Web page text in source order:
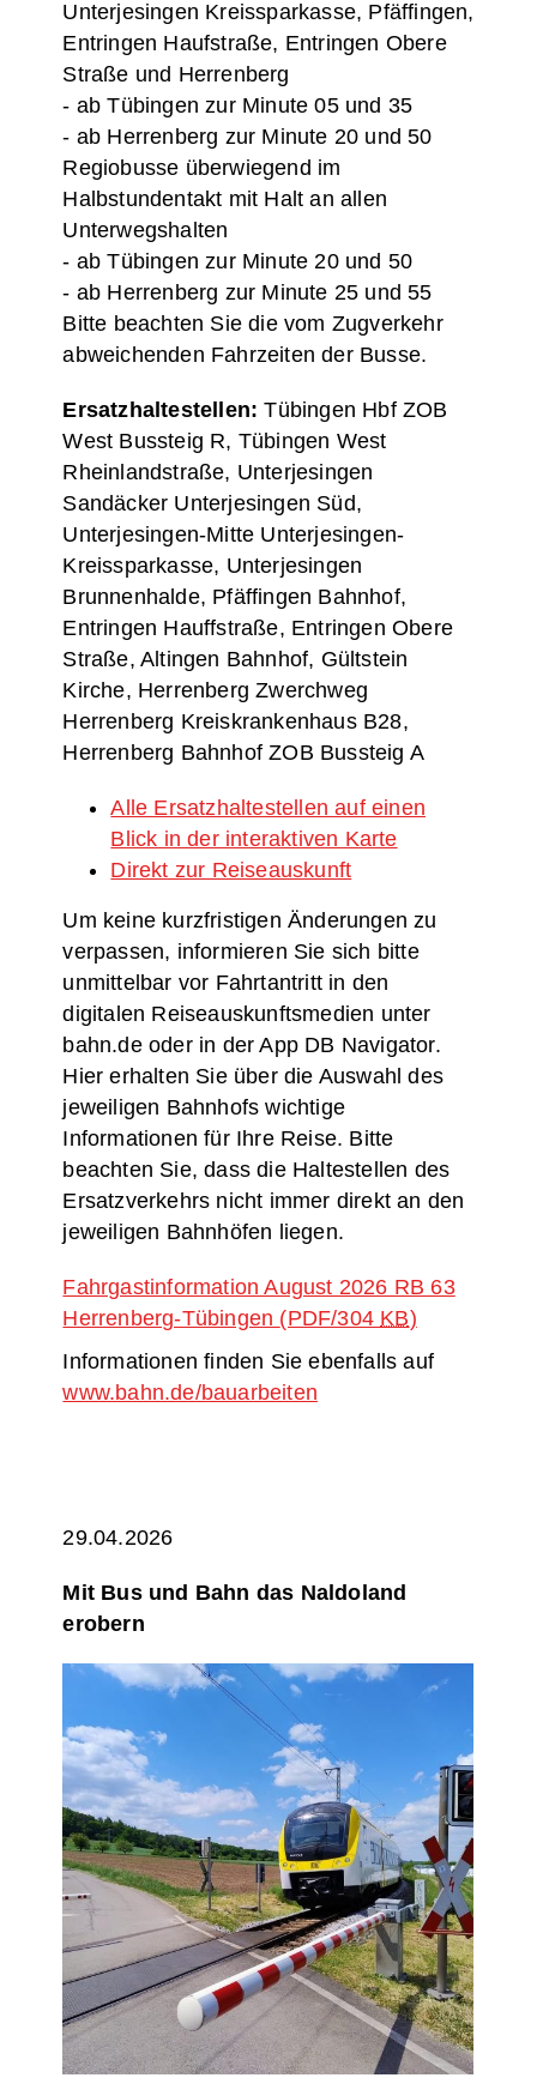
Unterjesingen Kreissparkasse, Pfäffingen,
Entringen Haufstraße, Entringen Obere
Straße und Herrenberg
- ab Tübingen zur Minute 05 und 35
- ab Herrenberg zur Minute 20 und 50
Regiobusse überwiegend im
Halbstundentakt mit Halt an allen
Unterwegshalten
- ab Tübingen zur Minute 20 und 50
- ab Herrenberg zur Minute 25 und 55
Bitte beachten Sie die vom Zugverkehr
abweichenden Fahrzeiten der Busse.
Ersatzhaltestellen: Tübingen Hbf ZOB
West Bussteig R, Tübingen West
Rheinlandstraße, Unterjesingen
Sandäcker Unterjesingen Süd,
Unterjesingen-Mitte Unterjesingen-
Kreissparkasse, Unterjesingen
Brunnenhalde, Pfäffingen Bahnhof,
Entringen Hauffstraße, Entringen Obere
Straße, Altingen Bahnhof, Gültstein
Kirche, Herrenberg Zwerchweg
Herrenberg Kreiskrankenhaus B28,
Herrenberg Bahnhof ZOB Bussteig A
Alle Ersatzhaltestellen auf einen
Blick in der interaktiven Karte
Direkt zur Reiseauskunft
Um keine kurzfristigen Änderungen zu
verpassen, informieren Sie sich bitte
unmittelbar vor Fahrtantritt in den
digitalen Reiseauskunftsmedien unter
bahn.de oder in der App DB Navigator.
Hier erhalten Sie über die Auswahl des
jeweiligen Bahnhofs wichtige
Informationen für Ihre Reise. Bitte
beachten Sie, dass die Haltestellen des
Ersatzverkehrs nicht immer direkt an den
jeweiligen Bahnhöfen liegen.
Fahrgastinformation August 2026 RB 63
Herrenberg-Tübingen (PDF/304 KB)
Informationen finden Sie ebenfalls auf
www.bahn.de/bauarbeiten
29.04.2026
Mit Bus und Bahn das Naldoland
erobern